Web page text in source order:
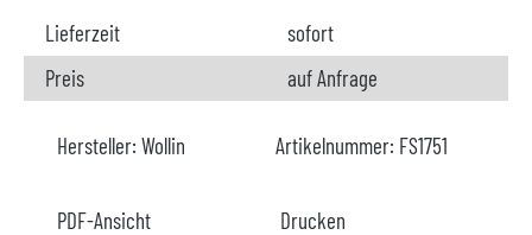
Lieferzeit
sofort
Preis
auf Anfrage
Hersteller: Wollin Artikelnummer: FS1751
PDF-Ansicht Drucken